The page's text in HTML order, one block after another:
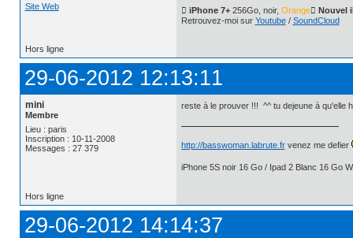
Site Web
 iPhone 7+256Go, noir, Orange Nouvel
Retrouvez-moi sur Youtube/ SoundCloud
Hors ligne
29-06-2012 12:13:11
mini
Membre
Lieu : paris
Inscription : 10-11-2008
Messages : 27 379
reste à le prouver !!! ^^ tu dejeune à qu'elle
http://basswoman.labrute.frvenez me defier
iPhone 5S noir 16 Go / Ipad 2 Blanc 16 Go
Hors ligne
29-06-2012 14:14:37